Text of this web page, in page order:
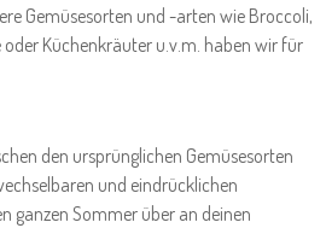
Gemüsesorten und -arten wie Broccoli,
Küchenkräuter u.v.m. haben wir für
den ursprünglichen Gemüsesorten
und eindrücklichen
ganzen Sommer über an deinen